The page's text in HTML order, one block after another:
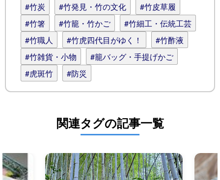
#竹炭
#竹発見・竹の文化
#竹皮草履
#竹箸
#竹籠・竹かご
#竹細工・伝統工芸
#竹職人
#竹虎四代目がゆく！
#竹酢液
#竹雑貨・小物
#籠バッグ・手提げかご
#虎斑竹
#防災
関連タグの記事一覧